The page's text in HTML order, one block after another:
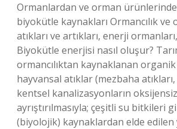
Ormanlardan ve orman
biyokütle kaynakları Ormancılık ve
atıkları ve artıkları, enerji
Biyokütle enerjisi nasıl oluşur?
ormancılıktan kaynaklanan organik
hayvansal atıklar (mezbaha atıkları,
kentsel kanalizasyonların
ayrıştırılmasıyla; çeşitli su bitkileri
(biyolojik) kaynaklardan elde edilen